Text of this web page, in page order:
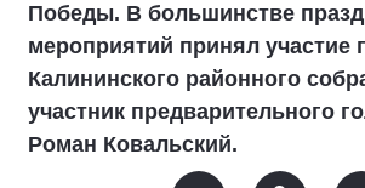
Победы. В большинстве
мероприятий принял участие
Калининского районного
участник предварительного
Роман Ковальский.